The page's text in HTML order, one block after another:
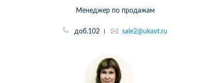
Менеджер по продажам
доб.102 sale2@ukavt.ru